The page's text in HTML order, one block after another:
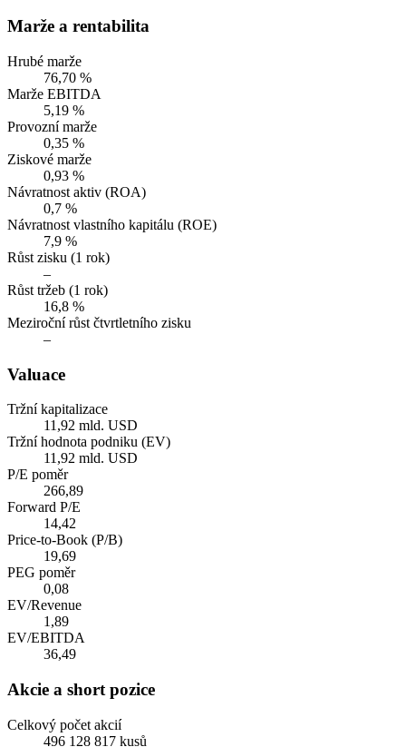
Marže a rentabilita
Hrubé marže
76,70 %
Marže EBITDA
5,19 %
Provozní marže
0,35 %
Ziskové marže
0,93 %
Návratnost aktiv (ROA)
0,7 %
Návratnost vlastního kapitálu (ROE)
7,9 %
Růst zisku (1 rok)
–
Růst tržeb (1 rok)
16,8 %
Meziroční růst čtvrtletního zisku
–
Valuace
Tržní kapitalizace
11,92 mld. USD
Tržní hodnota podniku (EV)
11,92 mld. USD
P/E poměr
266,89
Forward P/E
14,42
Price-to-Book (P/B)
19,69
PEG poměr
0,08
EV/Revenue
1,89
EV/EBITDA
36,49
Akcie a short pozice
Celkový počet akcií
496 128 817 kusů